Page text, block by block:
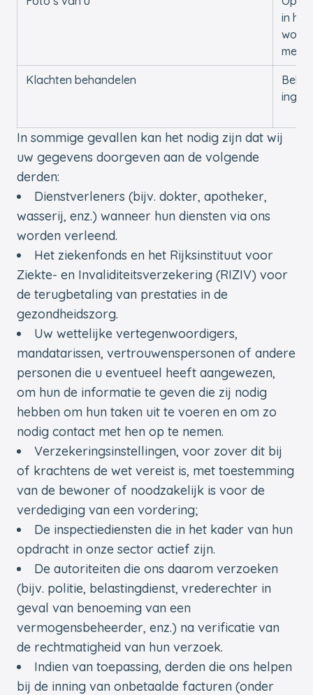
in het
Klachten behandelen
In sommige gevallen kan het nodig zijn dat wij
uw gegevens doorgeven aan de volgende
derden:
Dienstverleners (bijv. dokter, apotheker,
wasserij, enz.) wanneer hun diensten via ons
worden verleend.
Het ziekenfonds en het Rijksinstituut voor
Ziekte- en Invaliditeitsverzekering (RIZIV) voor
de terugbetaling van prestaties in de
gezondheidszorg.
Uw wettelijke vertegenwoordigers,
mandatarissen, vertrouwenspersonen of andere
personen die u eventueel heeft aangewezen,
om hun de informatie te geven die zij nodig
hebben om hun taken uit te voeren en om zo
nodig contact met hen op te nemen.
Verzekeringsinstellingen, voor zover dit bij
of krachtens de wet vereist is, met toestemming
van de bewoner of noodzakelijk is voor de
verdediging van een vordering;
De inspectiediensten die in het kader van hun
opdracht in onze sector actief zijn.
De autoriteiten die ons daarom verzoeken
(bijv. politie, belastingdienst, vrederechter in
geval van benoeming van een
vermogensbeheerder, enz.) na verificatie van
de rechtmatigheid van hun verzoek.
Indien van toepassing, derden die ons helpen
bij de inning van onbetaalde facturen (onder